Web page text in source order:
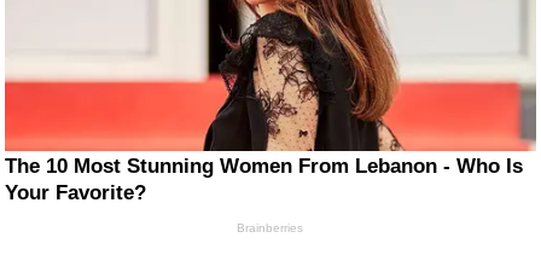
The 10 Most Stunning Women From Lebanon - Who Is
Your Favorite?
Brainberries